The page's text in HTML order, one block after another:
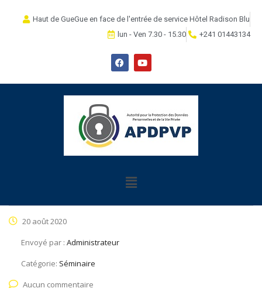
Haut de GueGue en face de l'entrée de service Hôtel Radison Blu
lun - Ven 7.30 - 15.30
+241 01443134
20 août 2020
Envoyé par : Administrateur
Catégorie: Séminaire
Aucun commentaire